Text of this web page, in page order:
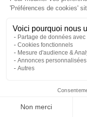
Recherche
géolocalisée
par services